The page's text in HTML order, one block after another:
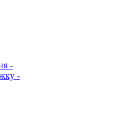
-
-